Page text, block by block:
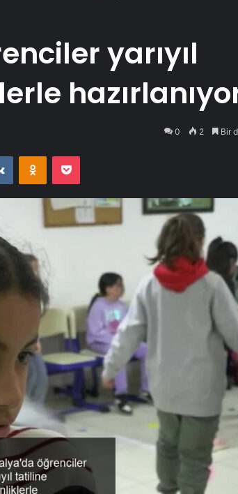
yarıyıl
0 2 Bir
VKontakteOdnoklassniki
Pocket